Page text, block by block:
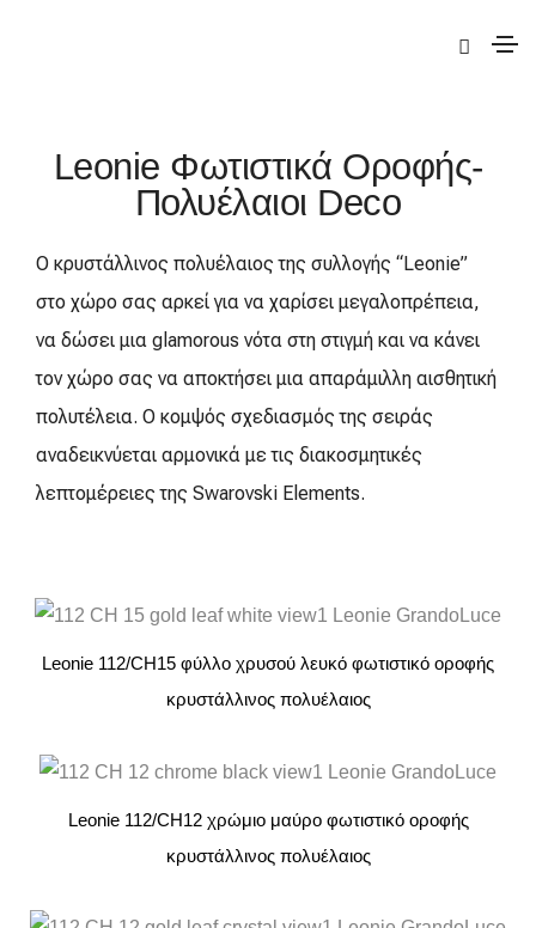
| Leonie Φωτιστικά Οροφής-Πολυέλαιοι
Leonie Φωτιστικά Οροφής-
Πολυέλαιοι Deco
Ο κρυστάλλινος πολυέλαιος της συλλογής “Leonie”
στο χώρο σας αρκεί για να χαρίσει μεγαλοπρέπεια,
να δώσει μια glamorous νότα στη στιγμή και να κάνει
τον χώρο σας να αποκτήσει μια απαράμιλλη αισθητική
πολυτέλεια. Ο κομψός σχεδιασμός της σειράς
αναδεικνύεται αρμονικά με τις διακοσμητικές
λεπτομέρειες της Swarovski Elements.
Leonie 112/CH15 φύλλο χρυσού λευκό φωτιστικό οροφής
κρυστάλλινος πολυέλαιος
Leonie 112/CH12 χρώμιο μαύρο φωτιστικό οροφής
κρυστάλλινος πολυέλαιος